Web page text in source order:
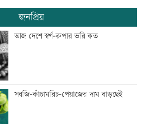
মেঘনার ভাঙনরোধে জিও ব্যাগ প্রকল্পে
অনিয়ম, এলাকাবাসীর মানববন্ধন
বাংলাদেশি পাঁচ হাজার কৃষি শ্রমিক নেবে
ওমান
জনপ্রিয়
আজ দেশে স্বর্ণ-রুপার ভরি কত
সবজি-কাঁচামরিচ-পেয়াজের দাম বাড়ছেই